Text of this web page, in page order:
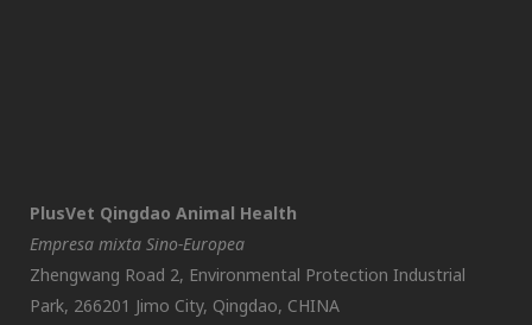
PlusVet Qingdao Animal Health
Empresa mixta Sino-Europea
Zhengwang Road 2, Environmental Protection Industrial
Park, 266201 Jimo City, Qingdao, CHINA